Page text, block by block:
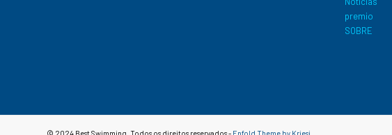
premio
SOBRE
© 2024 Best Swimming. Todos os direitos reservados - Enfold Theme by Kriesi